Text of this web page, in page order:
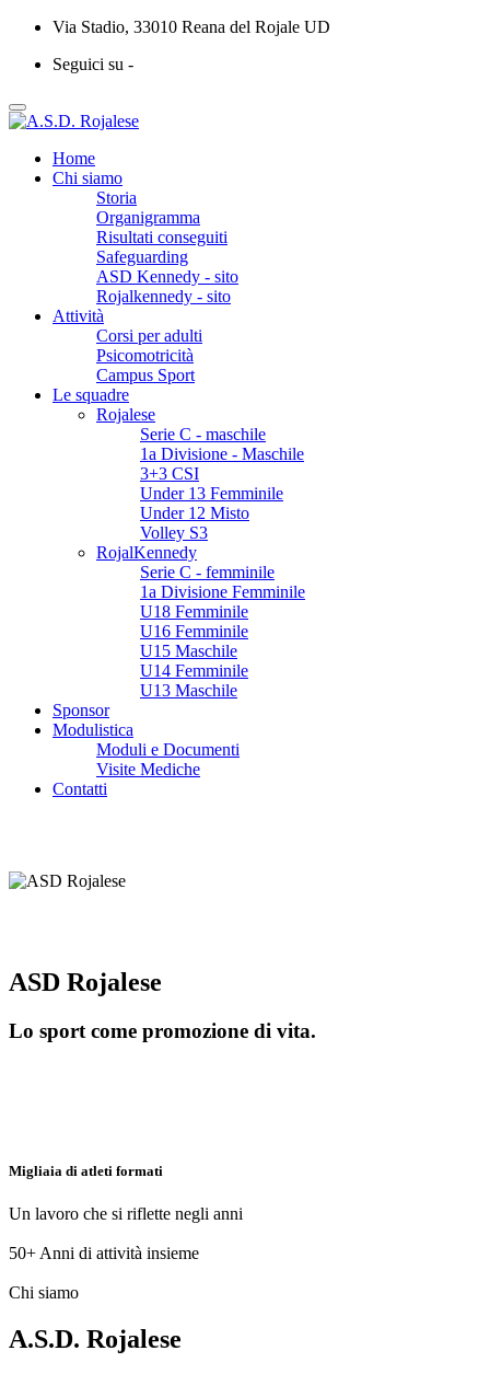
Via Stadio, 33010 Reana del Rojale UD
Seguici su -
Home
Chi siamo
Storia
Organigramma
Risultati conseguiti
Safeguarding
ASD Kennedy - sito
Rojalkennedy - sito
Attività
Corsi per adulti
Psicomotricità
Campus Sport
Le squadre
Rojalese
Serie C - maschile
1a Divisione - Maschile
3+3 CSI
Under 13 Femminile
Under 12 Misto
Volley S3
RojalKennedy
Serie C - femminile
1a Divisione Femminile
U18 Femminile
U16 Femminile
U15 Maschile
U14 Femminile
U13 Maschile
Sponsor
Modulistica
Moduli e Documenti
Visite Mediche
Contatti
ASD Rojalese
Lo sport come promozione di vita.
Migliaia di atleti formati
Un lavoro che si riflette negli anni
50+ Anni di attività insieme
Chi siamo
A.S.D. Rojalese